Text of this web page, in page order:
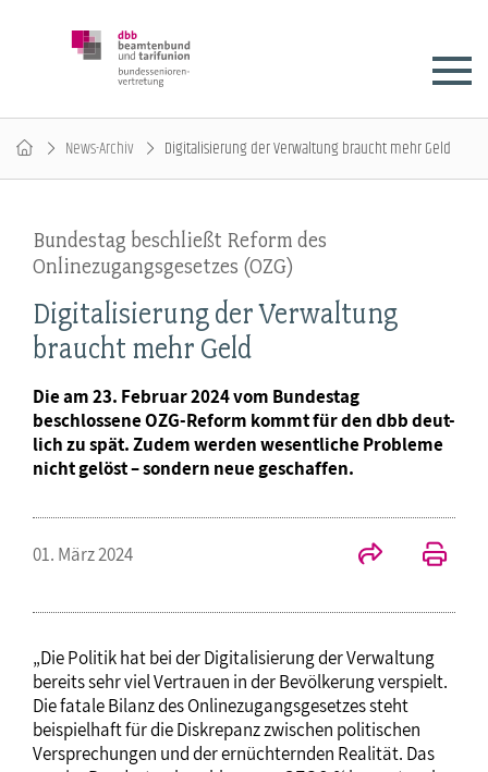
News-Archiv Digitalisierung der Verwaltung braucht mehr Geld
Bundestag beschließt Reform des
Onlinezugangsgesetzes (OZG)
Digitalisierung der Verwaltung
braucht mehr Geld
Die am 23. Februar 2024 vom Bundestag
beschlossene OZG-Reform kommt für den dbb deut-
lich zu spät. Zudem werden wesentliche Probleme
nicht gelöst – sondern neue geschaffen.
01. März 2024
„Die Politik hat bei der Digitalisierung der Verwaltung
bereits sehr viel Vertrauen in der Bevölkerung verspielt.
Die fatale Bilanz des Onlinezugangsgesetzes steht
beispielhaft für die Diskrepanz zwischen politischen
Versprechungen und der ernüchternden Realität. Das